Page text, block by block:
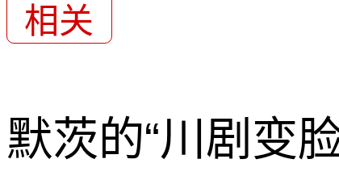
相关
默茨的“川剧变